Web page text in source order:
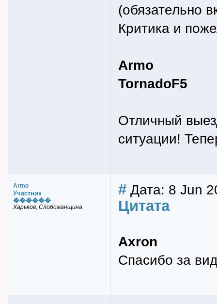
(обязательно
Критика и
Armo
TornadoF5
Отличный
ситуации!
Armo
Участник
������
Харьков, Слобожанщина
# Дата: 8 Jun
Цитата
Axron
Спасибо за